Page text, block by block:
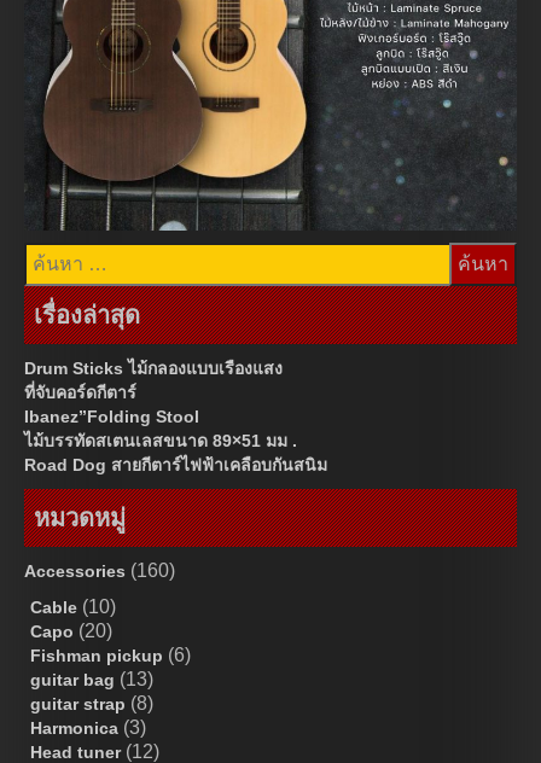
ค้นหา
สำหรับ:
เรื่องล่าสุด
Drum Sticks ไม้กลองแบบเรืองแสง
ที่จับคอร์ดกีตาร์
Ibanez”Folding Stool
ไม้บรรทัดสเตนเลสขนาด 89×51 มม .
Road Dog สายกีตาร์ไฟฟ้าเคลือบกันสนิม
หมวดหมู่
Accessories (160)
Cable (10)
Capo (20)
Fishman pickup (6)
guitar bag (13)
guitar strap (8)
Harmonica (3)
Head tuner(12)